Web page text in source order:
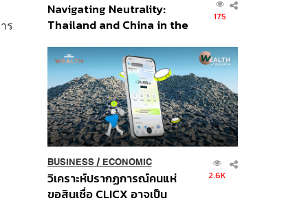
ร
Navigating Neutrality:
Thailand and China in the
Order
175
BUSINESS/ ECONOMIC
วิเคราะห์ปรากฏการณ์คนแห่
ขอสินเชื่อ CLICX อาจเป็น
2.6K